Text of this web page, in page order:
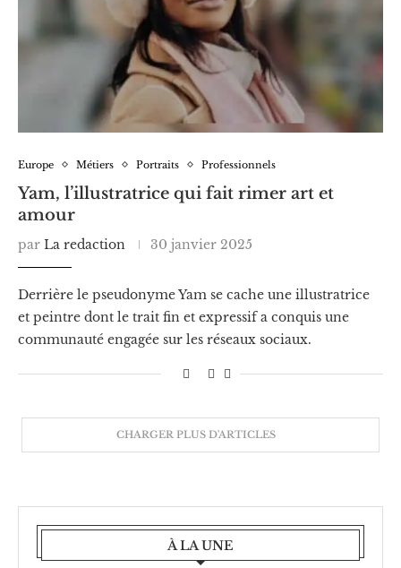
Europe Métiers Portraits Professionnels
Yam, l’illustratrice qui fait rimer art et
amour
par La redaction 30 janvier 2025
Derrière le pseudonyme Yam se cache une illustratrice
et peintre dont le trait fin et expressif a conquis une
communauté engagée sur les réseaux sociaux.
CHARGER PLUS D'ARTICLES
À LA UNE